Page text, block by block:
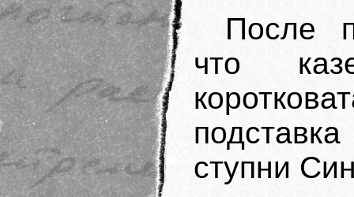
После
что
ступни